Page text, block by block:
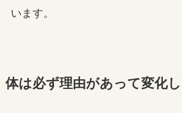
います。
体は必ず理由があって変化